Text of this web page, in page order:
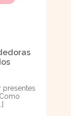
presentes